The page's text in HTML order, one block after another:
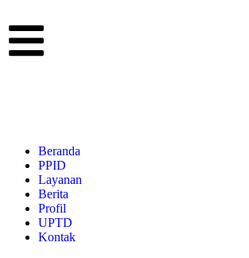
Beranda
PPID
Layanan
Berita
Profil
UPTD
Kontak